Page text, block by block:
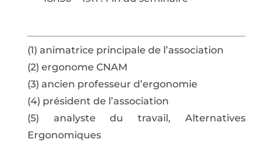
(1) animatrice principale de l’association
(2) ergonome CNAM
(3) ancien professeur d’ergonomie
(4) président de l’association
(5) analyste du travail, Alternatives
Ergonomiques